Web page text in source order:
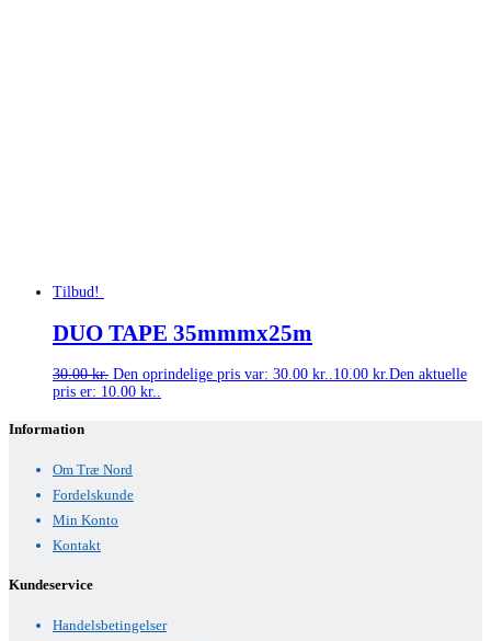
Tilbud!
DUO TAPE 35mmmx25m
30.00kr. Den oprindelige pris var: 30.00 kr..10.00 kr.Den aktuelle
pris er: 10.00 kr..
Information
Om Træ Nord
Fordelskunde
Min Konto
Kontakt
Kundeservice
Handelsbetingelser